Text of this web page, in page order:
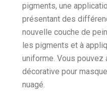
pigments, une
présentant des
nouvelle couche de
les pigments et à
uniforme. Vous pouvez
décorative pour
nuagé.